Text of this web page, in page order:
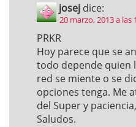
josej dice:
20 marzo, 2013 a las
PRKR
Hoy parece que se
todo depende quien
red se miente o se
opciones tenga. Me
del Super y
Saludos.